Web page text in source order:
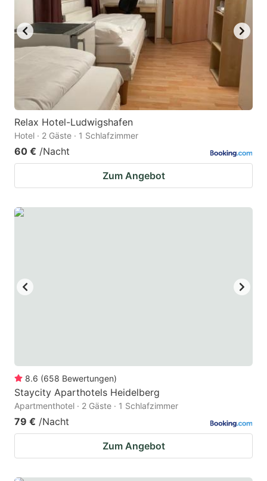
Relax Hotel-Ludwigshafen
Hotel · 2 Gäste · 1 Schlafzimmer
60 € /Nacht
Zum Angebot
8.6 (658 Bewertungen)
Staycity Aparthotels Heidelberg
Apartmenthotel · 2 Gäste · 1 Schlafzimmer
79 € /Nacht
Zum Angebot